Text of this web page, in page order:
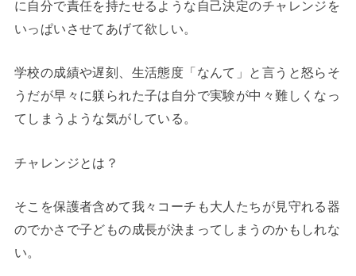
に自分で責任を持たせるような自己決定のチャレンジを
いっぱいさせてあげて欲しい。
学校の成績や遅刻、生活態度「なんて」と言うと怒らそ
うだが早々に躾られた子は自分で実験が中々難しくなっ
てしまうような気がしている。
チャレンジとは？
そこを保護者含めて我々コーチも大人たちが見守れる器
のでかさで子どもの成長が決まってしまうのかもしれな
い。